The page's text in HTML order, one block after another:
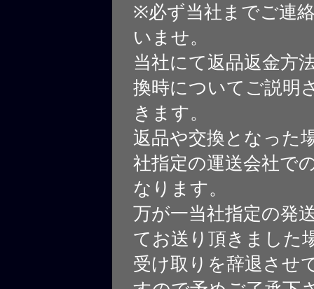
※必ず当社までご連
いませ。
当社にて返品返金方
換時についてご説明
きます。
返品や交換となった
社指定の運送会社で
なります。
万が一当社指定の発
てお送り頂きました
受け取りを辞退させ